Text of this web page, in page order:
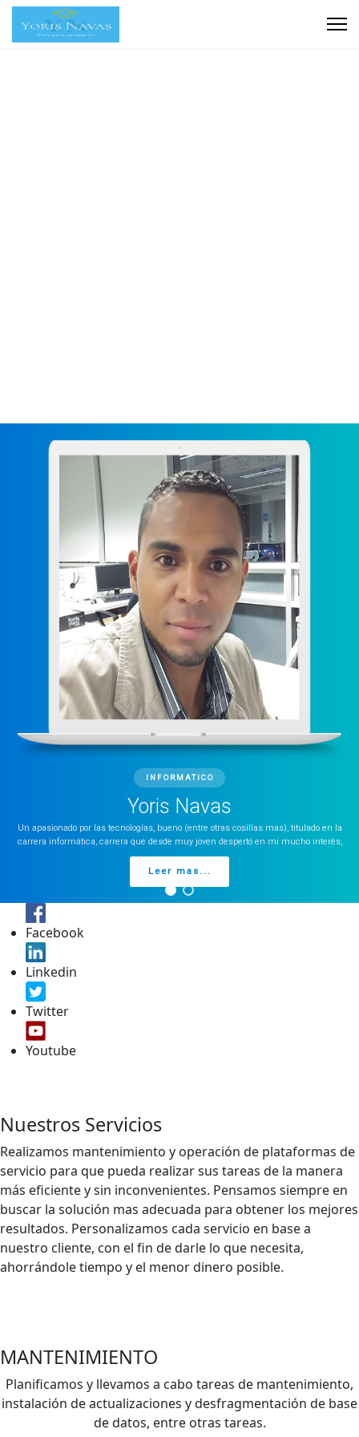
INFORMATICO
Yoris Navas
Un apasionado por las tecnologías, bueno (entre otras cosillas mas), titulado en la
carrera informática, carrera que desde muy joven despertó en mi mucho interés,
Leer mas...
Facebook
Linkedin
Twitter
Youtube
Nuestros Servicios
Realizamos mantenimiento y operación de plataformas de
servicio para que pueda realizar sus tareas de la manera
más eficiente y sin inconvenientes. Pensamos siempre en
buscar la solución mas adecuada para obtener los mejores
resultados. Personalizamos cada servicio en base a
nuestro cliente, con el fin de darle lo que necesita,
ahorrándole tiempo y el menor dinero posible.
MANTENIMIENTO
Planificamos y llevamos a cabo tareas de mantenimiento,
instalación de actualizaciones y desfragmentación de base
de datos, entre otras tareas.